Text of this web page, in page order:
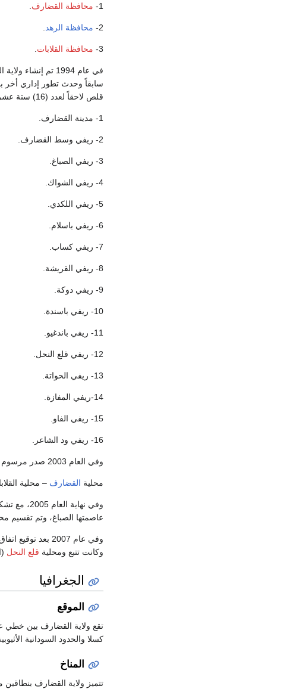
1- محافظة القضارف
2- محافظة الرهد
3- محافظة القلابات
في عام 1994 تم
سابقاً وحدث تطور إداري أخر
قلص لاحقاً لعدد (16) ستة عشر محلية هي الموجودة حالياً وهي محليات:
1- مدينة القضارف.
2- ريفي وسط القضارف.
3- ريفي الصباغ.
4- ريفي الشواك.
5- ريفي اللكدي.
6- ريفي باسلام.
7- ريفي كساب.
8- ريفي القريشة.
9- ريفي دوكة.
10- ريفي باسندة.
11- ريفي باندغيو.
12- ريفي قلع النحل.
13- ريفي الحواتة.
14-ريفي المفازة.
15- ريفي الفاو.
16- ريفي ود الشاعر.
وفي العام 2003 صدر مرسوم مؤقت للحكم المحلي تم بموجبه تقسيم الولاية إلي خمسة محليات وعلي رأسها معتمدين وهي كالآتي:
محلية القضارف – محلية
وفي
عاصمتها الصباغ، وتم تقسيم
وفي عام 2007
وكانت تتبع ومحلية قلع النحل
الجغرافيا
الموقع
كسلا والحدود السودانية
المناخ
تتميز ولاية القضارف